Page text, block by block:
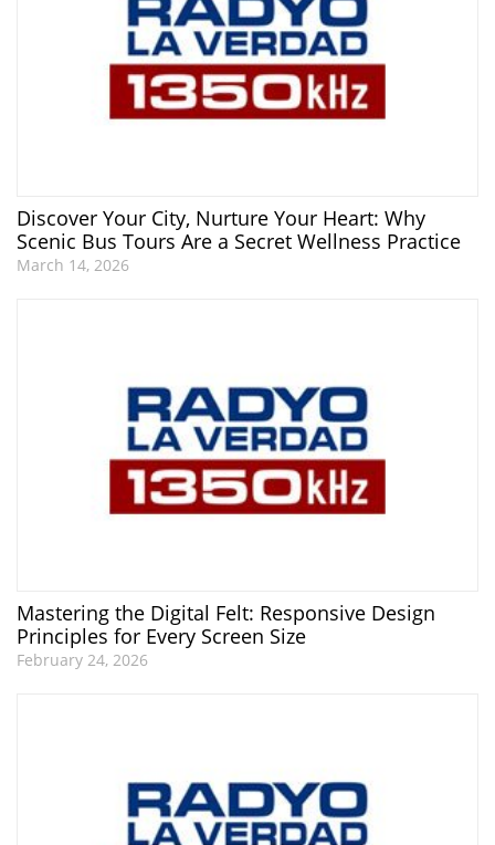
Discover Your City, Nurture Your Heart: Why
Scenic Bus Tours Are a Secret Wellness Practice
March 14, 2026
Mastering the Digital Felt: Responsive Design
Principles for Every Screen Size
February 24, 2026